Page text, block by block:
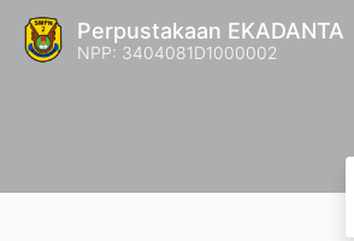
Perpustakaan EKADANTA
NPP: 3404081D1000002